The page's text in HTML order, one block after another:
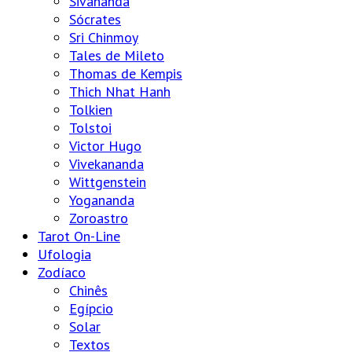
Sócrates
Sri Chinmoy
Tales de Mileto
Thomas de Kempis
Thich Nhat Hanh
Tolkien
Tolstoi
Victor Hugo
Vivekananda
Wittgenstein
Yogananda
Zoroastro
Tarot On-Line
Ufologia
Zodíaco
Chinês
Egípcio
Solar
Textos